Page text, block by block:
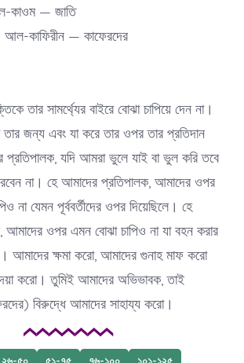
— জাতি
কাফিরীন — কাফেরদের
তার সামর্থ্যের বাইরে বোঝা চাপিয়ে দেন না।
জন্য এবং যা করে তার ওপর তার প্রতিদান
প্রতিপালক, যদি আমরা ভুলে যাই বা ভুল করি তবে
না। হে আমাদের প্রতিপালক, আমাদের ওপর
না যেমন পূর্ববর্তীদের ওপর দিয়েছিলে। হে
ওপর এমন বোঝা চাপিও না যা বহন করার
আমাদের ক্ষমা করো, আমাদের গুনাহ মাফ করো
করো। তুমিই আমাদের অভিভাবক, তাই
বিরুদ্ধে আমাদের সাহায্য করো।